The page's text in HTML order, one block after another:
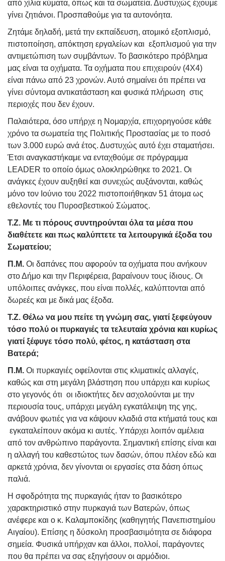
από χίλια κύματα, όπως και τα σωματεία. Δυστυχώς έχουμε
γίνει ζητιάνοι. Προσπαθούμε για τα αυτονόητα.
Ζητάμε δηλαδή, μετά την εκπαίδευση, ατομικό εξοπλισμό,
πιστοποίηση, απόκτηση εργαλείων και εξοπλισμού για την
αντιμετώπιση των συμβάντων. Το βασικότερο πρόβλημα
μας είναι τα οχήματα. Τα οχήματα που επιχειρούν (4Χ4)
είναι πάνω από 23 χρονών. Αυτό σημαίνει ότι πρέπει να
γίνει σύντομα αντικατάσταση και φυσικά πλήρωση στις
περιοχές που δεν έχουν.
Παλαιότερα, όσο υπήρχε η Νομαρχία, επιχορηγούσε κάθε
χρόνο τα σωματεία της Πολιτικής Προστασίας με το ποσό
των 3.000 ευρώ ανά έτος. Δυστυχώς αυτό έχει σταματήσει.
Έτσι αναγκαστήκαμε να ενταχθούμε σε πρόγραμμα
LEADER το οποίο όμως ολοκληρώθηκε το 2021. Οι
ανάγκες έχουν αυξηθεί και συνεχώς αυξάνονται, καθώς
μόνο τον Ιούνιο του 2022 πιστοποιήθηκαν 51 άτομα ως
εθελοντές του Πυροσβεστικού Σώματος.
Τ.Ζ. Με τι πόρους συντηρούνται όλα τα μέσα που
διαθέτετε και πως καλύπτετε τα λειτουργικά έξοδα του
Σωματείου;
Π.Μ. Οι δαπάνες που αφορούν τα οχήματα που ανήκουν
στο Δήμο και την Περιφέρεια, βαραίνουν τους ίδιους. Οι
υπόλοιπες ανάγκες, που είναι πολλές, καλύπτονται από
δωρεές και με δικά μας έξοδα.
Τ.Ζ. Θέλω να μου πείτε τη γνώμη σας, γιατί ξεφεύγουν
τόσο πολύ οι πυρκαγιές τα τελευταία χρόνια και κυρίως
γιατί ξέφυγε τόσο πολύ, φέτος, η κατάσταση στα
Βατερά;
Π.Μ. Οι πυρκαγιές οφείλονται στις κλιματικές αλλαγές,
καθώς και στη μεγάλη βλάστηση που υπάρχει και κυρίως
στο γεγονός ότι οι ιδιοκτήτες δεν ασχολούνται με την
περιουσία τους, υπάρχει μεγάλη εγκατάλειψη της γης,
ανάβουν φωτιές για να κάψουν κλαδιά στα κτήματά τους και
εγκαταλείπουν ακόμα κι αυτές. Υπάρχει λοιπόν αμέλεια
από τον ανθρώπινο παράγοντα. Σημαντική επίσης είναι και
η αλλαγή του καθεστώτος των δασών, όπου πλέον εδώ και
αρκετά χρόνια, δεν γίνονται οι εργασίες στα δάση όπως
παλιά.
Η σφοδρότητα της πυρκαγιάς ήταν το βασικότερο
χαρακτηριστικό στην πυρκαγιά των Βατερών, όπως
ανέφερε και ο κ. Καλαμποκίδης (καθηγητής Πανεπιστημίου
Αιγαίου). Επίσης η δύσκολη προσβασιμότητα σε διάφορα
σημεία. Φυσικά υπήρχαν και άλλοι, πολλοί, παράγοντες
που θα πρέπει να σας εξηγήσουν οι αρμόδιοι.